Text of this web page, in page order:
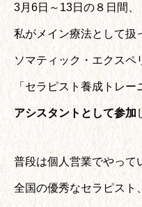
3月6日～13日の８日間、
私がメイン療法として扱
ソマティック・エクス
「セラピスト養成トレー
アシスタントとして参加
普段は個人営業でやって
全国の優秀なセラピスト